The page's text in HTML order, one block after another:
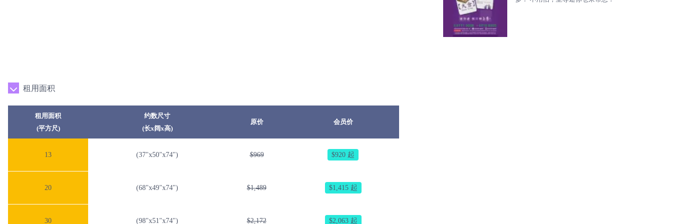
租用面积
租用面积
(平方尺)
约数尺寸
(长x阔x高)
原价 会员价
13 (37"x50"x74") $969 $920 起
20 (68"x49"x74") $1,489 $1,415 起
30 (98"x51"x74") $2,172 $2,063 起